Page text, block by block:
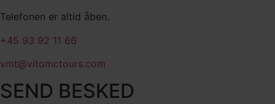
Telefonen er altid åben.
+45 93 92 11 66
vmt@vitomctours.com
SEND BESKED